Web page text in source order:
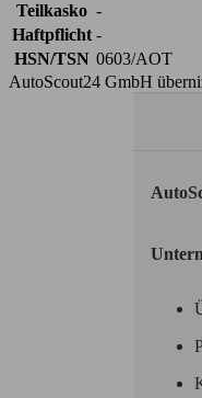
Teilkasko -
Haftpflicht -
HSN/TSN 0603/AOT
AutoScout24 GmbH